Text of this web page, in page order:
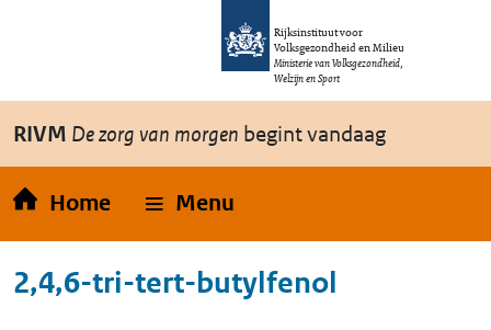
Overslaan en naar de inhoud gaan
Rijksinstituut voor
Volksgezondheid en Milieu
Ministerie van Volksgezondheid,
Welzijn en Sport
RIVM De zorg van morgen begint vandaag
Home Menu
2,4,6-tri-tert-butylfenol